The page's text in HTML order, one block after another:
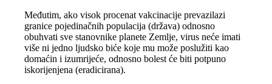
Međutim, ako visok procenat vakcinacije prevazilazi
granice pojedinačnih populacija (država) odnosno
obuhvati sve stanovnike planete Zemlje, virus neće imati
više ni jedno ljudsko biće koje mu može poslužiti kao
domaćin i izumrijeće, odnosno bolest će biti potpuno
iskorijenjena (eradicirana).